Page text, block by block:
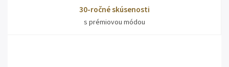
30-ročné skúsenosti
s prémiovou módou